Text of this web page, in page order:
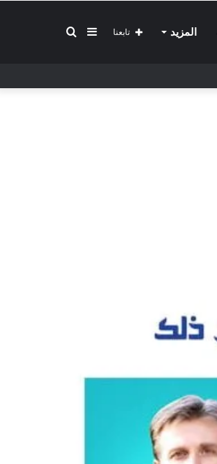
المزيد بحثإضافة تابعنا